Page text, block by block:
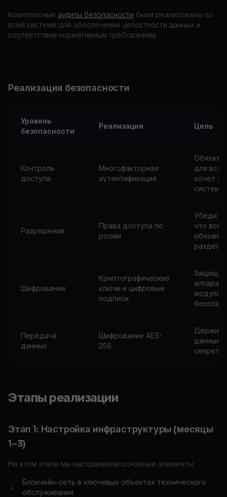
Комплексные аудиты безопасности были реализованы по
всей системе для обеспечения целостности данных и
соответствия нормативным требованиям.
Реализация безопасности
Уровень
безопасности
Реализация Цель
Контроль
доступа
Многофакторная
аутентификация
для
хочет
систему
Разрешения
Права доступа по
ролям
что все
Шифрование
Криптографические
ключи и цифровые
подписи
Передача
данных
Шифрование AES-
256
Держи
данные в
секрете
Этапы реализации
Этап 1: Настройка инфраструктуры (месяцы
1–3)
На этом этапе мы настраиваем основные элементы:
•
Блокчейн-сеть в ключевых объектах технического
обслуживания